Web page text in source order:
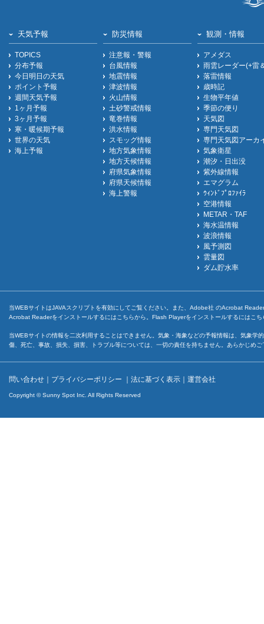
天気予報
TOPICS
分布予報
今日明日の天気
ポイント予報
週間天気予報
1ヶ月予報
3ヶ月予報
寒・暖候期予報
世界の天気
海上予報
防災情報
注意報・警報
台風情報
地震情報
津波情報
火山情報
土砂警戒情報
竜巻情報
洪水情報
スモッグ情報
地方気象情報
地方天候情報
府県気象情報
府県天候情報
海上警報
観測・情報
アメダス
雨雲レーダー(+雷
落雷情報
歳時記
生物平年値
季節の便り
天気図
専門天気図
専門天気図アーカ
気象衛星
潮汐・日出没
紫外線情報
エマグラム
ｳｨﾝﾄﾞﾌﾟﾛﾌｧｲﾗ
空港情報
METAR・TAF
海水温情報
波浪情報
風予測図
雲量図
ダム貯水率
当WEBサイトはJAVAスクリプトを有効にしてご覧ください。また、Adobe社 のAcrobat
Acrobat Readerをインストールするには こちらから。Flash Playerをインストールするには こち
当WEBサイトの情報を二次利用することはできません。気象・海象などの予報情報は、気象
傷、死亡、事故、損失、損害、トラブル等については、一切の責任を持ちません。あらかじめ
問い合わせ ｜ プライバシーポリシー ｜ 法に基づく表示 ｜ 運営会社
Copyright © Sunny Spot Inc. All Rights Reserved